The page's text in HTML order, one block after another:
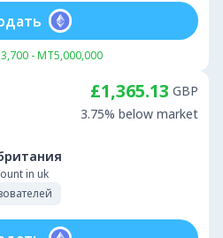
- MT5,000,000
in uk
£1,365.13 GBP
3.75% below market